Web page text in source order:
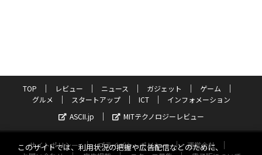
TOP レビュー ニュース ガジェット
ゲーム
グルメ
スタートアップ ICT
インフォメーション
ASCII.jp
MITテクノロジーレビュー
サイトポリシー プライバシーポリシー
運営会社
このサイトでは、利用状況の把握や広告配信などのために、